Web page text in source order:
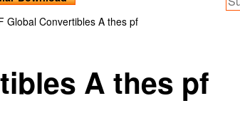
Global Convertibles A thes pf
A thes pf